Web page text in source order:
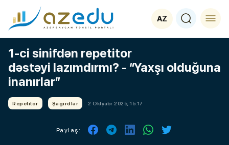
AZ
1-ci sinifdən repetitor
dəstəyi lazımdırmı? - “Yaxşı olduğuna
inanırlar”
Repetitor Şagirdlər 2 Oktyabr 2025, 15:17
Paylaş: